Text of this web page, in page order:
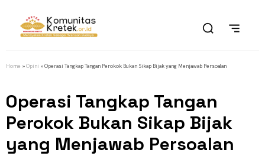
Home »Opini »Operasi Tangkap Tangan Perokok Bukan Sikap Bijak yang Menjawab Persoalan
Operasi Tangkap Tangan
Perokok Bukan Sikap Bijak
yang Menjawab Persoalan